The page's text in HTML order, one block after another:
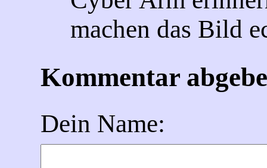
machen das Bild
Kommentar
Dein Name: